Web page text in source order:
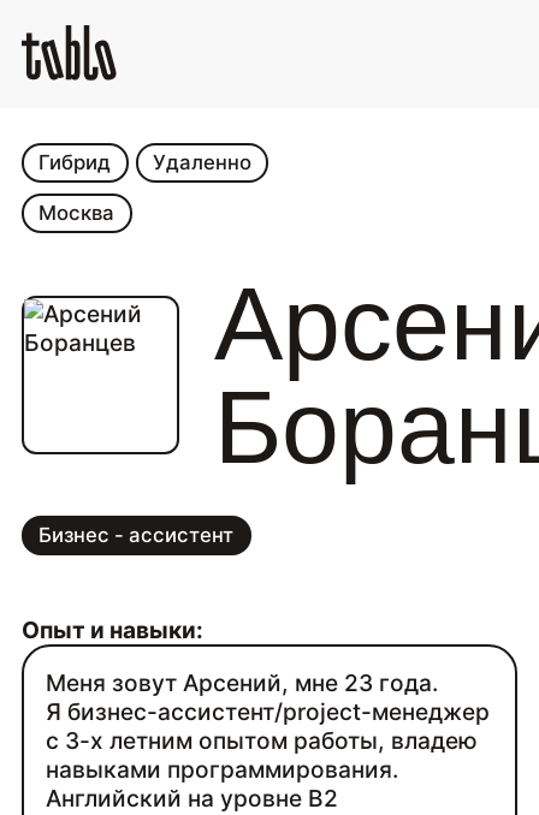
Бизнес - ассистент
Гибрид Удаленно
Москва
Опыт и навыки:
Меня зовут Арсений, мне 23 года.
Я бизнес-ассистент/project-менеджер
с 3-х летним опытом работы, владею
навыками программирования.
Английский на уровне B2